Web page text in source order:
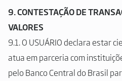
9.CONTESTAÇÃO DE
VALORES
9.1. O USUÁRIO declara estar
atua em parceria com
pelo Banco Central do Brasil